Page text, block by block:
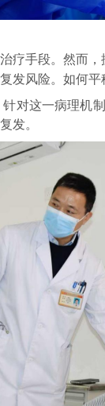
疗手段。然而，
风险。如何平
针对这一病理机制
复发。